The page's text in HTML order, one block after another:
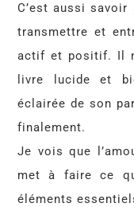
C’est aussi savoir
transmettre et
actif et positif. Il
livre lucide et
éclairée de son
finalement.
Je vois que
met à faire ce
éléments